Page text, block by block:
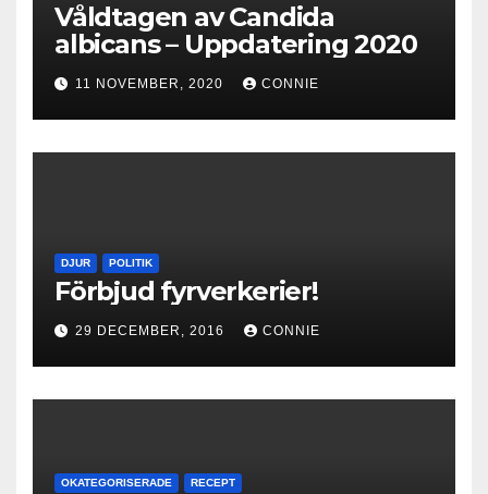
Våldtagen av Candida
albicans – Uppdatering 2020
11 NOVEMBER, 2020 CONNIE
DJUR POLITIK
Förbjud fyrverkerier!
29 DECEMBER, 2016 CONNIE
OKATEGORISERADE RECEPT